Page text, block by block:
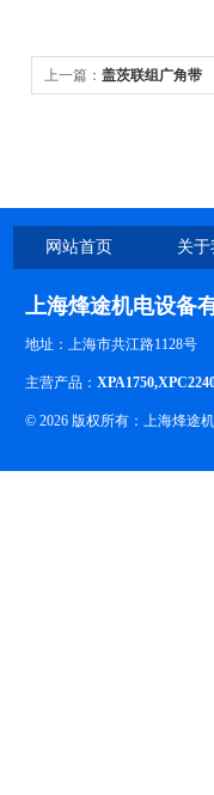
上一篇： 盖茨联组广角带
网站首页 关
上海烽途机电设备
地址：上海市共江路1128号
主营产品：
© 2026 版权所有：上海烽途